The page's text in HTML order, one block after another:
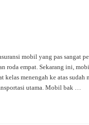
mobil yang pas sangat
roda empat. Sekarang ini,
kelas menengah ke atas
utama. Mobil bak …